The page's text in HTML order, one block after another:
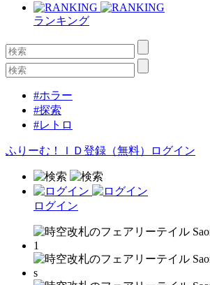
ランキング
#ホラー
#探索
#レトロ
ふりーむ！ＩＤ登録（無料） ログイン
ログイン